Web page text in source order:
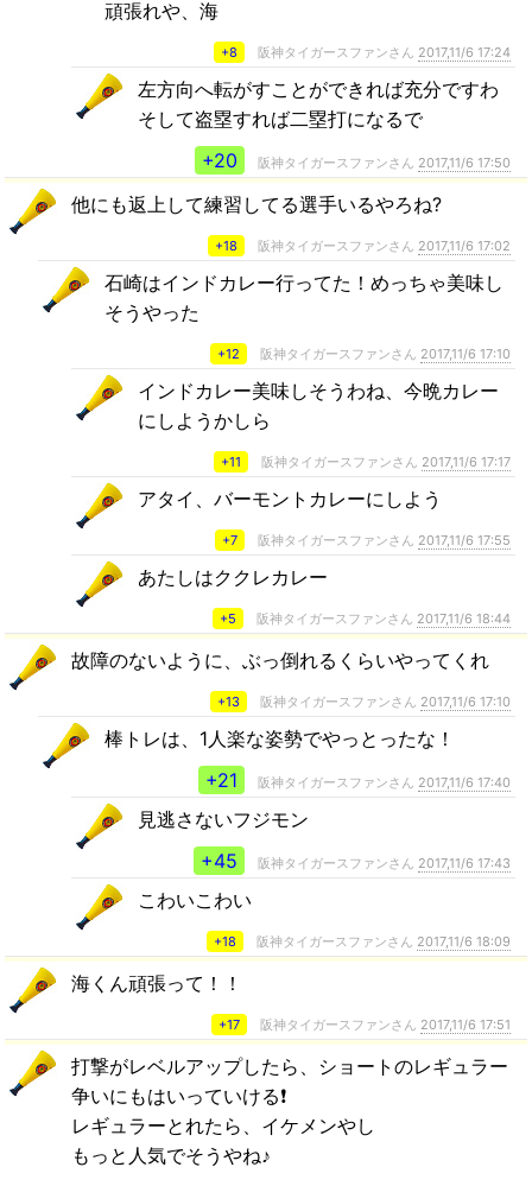
頑張れや、海
+8 阪神タイガースファンさん 2017,11/6 17:24
左方向へ転がすことができれば充分ですわ
そして盗塁すれば二塁打になるで
+20
阪神タイガースファンさん 2017,11/6 17:50
他にも返上して練習してる選手いるやろね?
+18 阪神タイガースファンさん 2017,11/6 17:02
石崎はインドカレー行ってた！めっちゃ美味し
そうやった
+12 阪神タイガースファンさん 2017,11/6 17:10
インドカレー美味しそうわね、今晩カレー
にしようかしら
+11 阪神タイガースファンさん 2017,11/6 17:17
アタイ、バーモントカレーにしよう
+7 阪神タイガースファンさん 2017,11/6 17:55
あたしはククレカレー
+5 阪神タイガースファンさん 2017,11/6 18:44
故障のないように、ぶっ倒れるくらいやってくれ
+13 阪神タイガースファンさん 2017,11/6 17:10
棒トレは、1人楽な姿勢でやっとったな！
+21
阪神タイガースファンさん 2017,11/6 17:40
見逃さないフジモン
+45
阪神タイガースファンさん 2017,11/6 17:43
こわいこわい
+18 阪神タイガースファンさん 2017,11/6 18:09
海くん頑張って！！
+17 阪神タイガースファンさん 2017,11/6 17:51
打撃がレベルアップしたら、ショートのレギュラー
争いにもはいっていける❗
レギュラーとれたら、イケメンやし
もっと人気でそうやね♪